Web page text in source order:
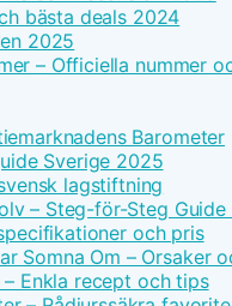
bästa deals 2024
2025
– Officiella nummer
Barometer
Sverige 2025
lagstiftning
– Steg-för-Steg
och pris
Somna Om – Orsaker
Enkla recept och tips